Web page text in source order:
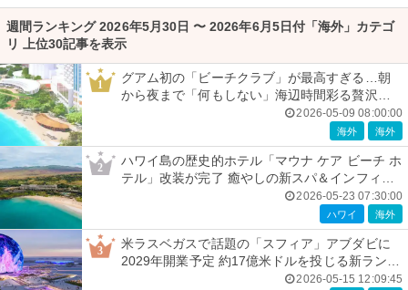
週間ランキング 2026年5月30日 〜 2026年6月5日付「海外」カテゴ
リ 上位30記事を表示
1
グアム初の「ビーチクラブ」が最高すぎる…朝
から夜まで「何もしない」海辺時間彩る贅沢空
2026-05-09 08:00:00
海外 海外
2
ハワイ島の歴史的ホテル「マウナ ケア ビーチ ホ
テル」改装が完了 癒やしの新スパ＆インフィニ
2026-05-23 07:30:00
ハワイ 海外
3
米ラスベガスで話題の「スフィア」アブダビに
2029年開業予定 約17億米ドルを投じる新ランド
2026-05-15 12:09:45